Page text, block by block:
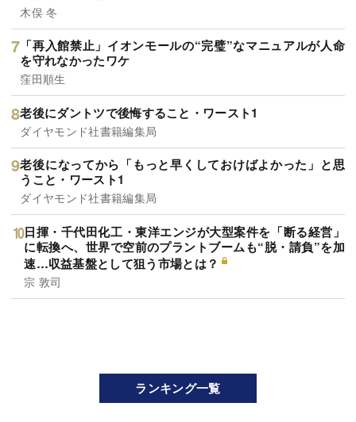
木俣 冬
「再入館禁止」イオンモールの“完璧”なマニュアルが人命
を守れなかったワケ
窪田順生
老後にダントツで後悔すること・ワースト1
ダイヤモンド社書籍編集局
老後になってから「もっと早くしておけばよかった」と思
うこと・ワースト1
ダイヤモンド社書籍編集局
日揮・千代田化工・東洋エンジが大型案件を「断る経営」
に転換へ、世界で空前のプラントブームも“脱・請負”を加
速…収益基盤として狙う市場とは？
宗 敦司
ランキング一覧